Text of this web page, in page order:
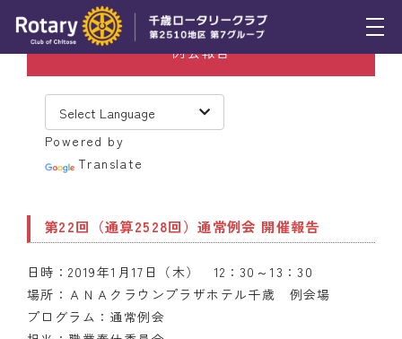
トピックス
例会報告
スケジュール
年間プログラム
木曜会
例会報告
Powered by
Translate
第22回（通算2528回）通常例会 開催報告
日時：2019年1月17日（木） 12：30～13：30
場所：ＡＮＡクラウンプラザホテル千歳 例会場
プログラム：通常例会